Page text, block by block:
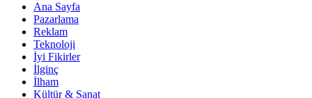
Ana Sayfa
Pazarlama
Reklam
Teknoloji
İyi Fikirler
İlginç
İlham
Kültür & Sanat